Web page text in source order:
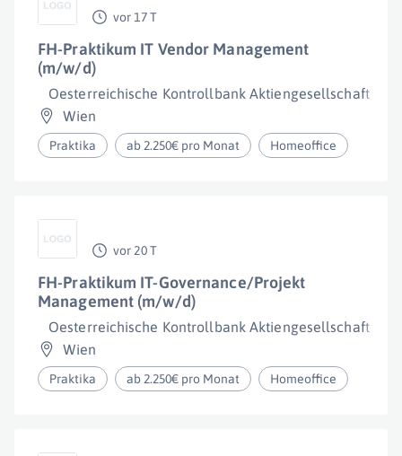
vor 17 T
FH-Praktikum IT Vendor Management
(m/w/d)
Oesterreichische Kontrollbank Aktiengesellschaft
Wien
Praktika ab 2.250€ pro Monat Homeoffice
vor 20 T
FH-Praktikum IT-Governance/Projekt
Management (m/w/d)
Oesterreichische Kontrollbank Aktiengesellschaft
Wien
Praktika ab 2.250€ pro Monat Homeoffice